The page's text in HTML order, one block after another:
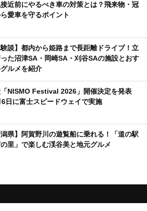
近前にやるべき車の対策とは？飛来物・冠
愛車を守るポイント
験談】都内から姫路まで長距離ドライブ！立
た沼津SA・岡崎SA・刈谷SAの施設とおす
ルメを紹介
「NISMO Festival 2026」開催決定を発表
6日に富士スピードウェイで実施
潟県】阿賀野川の遊覧船に乗れる！「道の駅
里」で楽しむ渓谷美と地元グルメ